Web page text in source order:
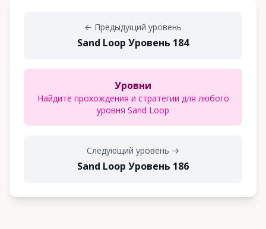
← Предыдущий уровень
Sand Loop Уровень 184
Уровни
Найдите прохождения и стратегии для любого
уровня Sand Loop
Следующий уровень →
Sand Loop Уровень 186